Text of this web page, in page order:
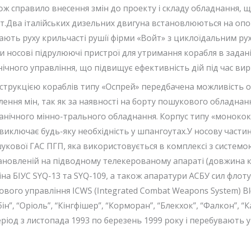
справило внесення змін до проекту і складу
італійських дизельних двигуна встановлюються на
руху крильчасті рушії фірми «Войт» з циклоїдальним
носові підрулюючі пристрої для утримання корабля в
управління, що підвищує ефективність дій під час
кораблів типу «Оспрей» передбачена
мін, так як за наявності на борту пошукового
мінно-трального обладнання. Корпус типу
будь-яку необхідність у шпангоутах.У носову
ГАС ПГП, яка використовується в комплексі з
на підводному телекерованому апараті (довжина
БІУС SYQ-13 та SYQ-109, а також апаратури АСБУ сил
управління ICWS (Integrated Combat Weapons System)
“Оріоль”, “Кінгфішер”, “Корморан”, “Блекхок”,
з листопада 1993 по березень 1999 року і